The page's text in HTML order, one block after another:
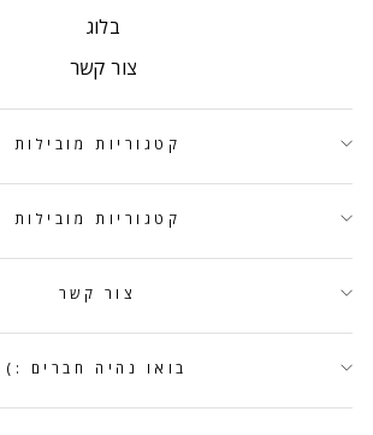
בלוג
צור קשר
קטגוריות מובילות
קטגוריות מובילות
צור קשר
בואו נהיה חברים :)